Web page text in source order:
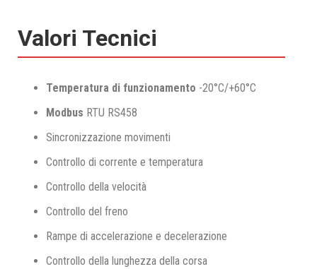
Valori Tecnici
Temperatura di funzionamento -20°C/+60°C
Modbus RTU RS458
Sincronizzazione movimenti
Controllo di corrente e temperatura
Controllo della velocità
Controllo del freno
Rampe di accelerazione e decelerazione
Controllo della lunghezza della corsa